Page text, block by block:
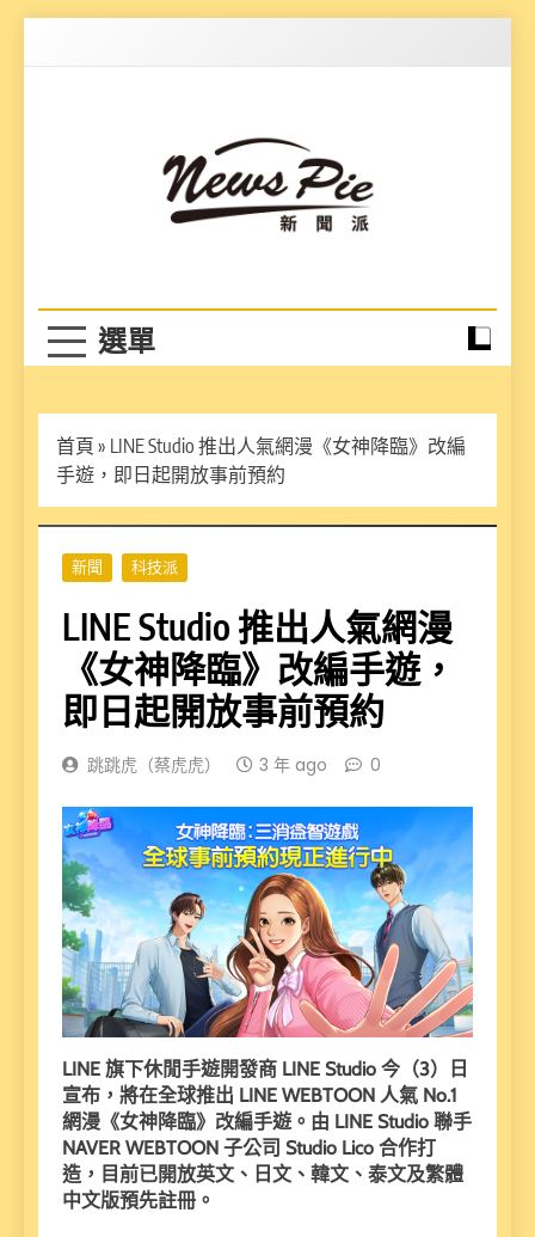
首頁 » LINE Studio 推出人氣網漫《女神降臨》改編
手遊，即日起開放事前預約
新聞 科技派
LINE Studio 推出人氣網漫
《女神降臨》改編手遊，
即日起開放事前預約
跳跳虎（蔡虎虎） 3 年 ago 0
LINE 旗下休閒手遊開發商 LINE Studio 今（3）日
宣布，將在全球推出 LINE WEBTOON 人氣 No.1
網漫《女神降臨》改編手遊。由 LINE Studio 聯手
NAVER WEBTOON 子公司 Studio Lico 合作打
造，目前已開放英文、日文、韓文、泰文及繁體
中文版預先註冊。